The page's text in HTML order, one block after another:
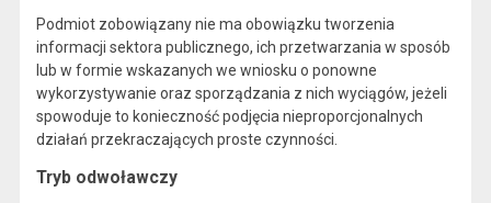
Podmiot zobowiązany nie ma obowiązku tworzenia
informacji sektora publicznego, ich przetwarzania w sposób
lub w formie wskazanych we wniosku o ponowne
wykorzystywanie oraz sporządzania z nich wyciągów, jeżeli
spowoduje to konieczność podjęcia nieproporcjonalnych
działań przekraczających proste czynności.
Tryb odwoławczy